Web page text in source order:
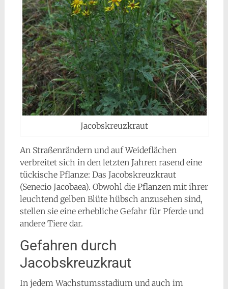
Jacobskreuzkraut
An Straßenrändern und auf Weideflächen
verbreitet sich in den letzten Jahren rasend eine
tückische Pflanze: Das Jacobskreuzkraut
(Senecio Jacobaea). Obwohl die Pflanzen mit ihrer
leuchtend gelben Blüte hübsch anzusehen sind,
stellen sie eine erhebliche Gefahr für Pferde und
andere Tiere dar.
Gefahren durch
Jacobskreuzkraut
In jedem Wachstumsstadium und auch im